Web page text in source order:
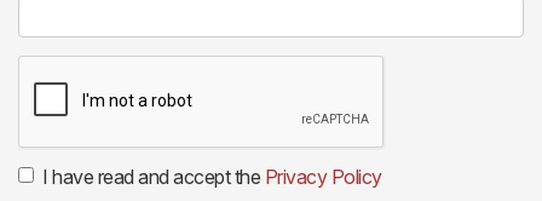
I have read and accept the Privacy Policy